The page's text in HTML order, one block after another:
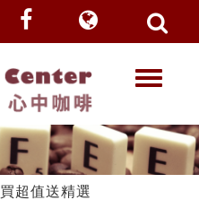
T
g
l
e
買超值送精選